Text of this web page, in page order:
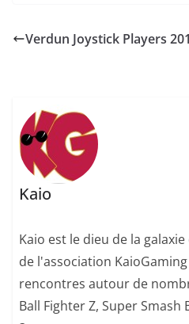
Verdun Joystick Players
Kaio
Kaio est le dieu de la
de l'association
rencontres autour de
Ball Fighter Z, Super